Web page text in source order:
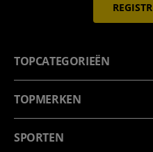
TOPCATEGORIEËN
TOPMERKEN
SPORTEN